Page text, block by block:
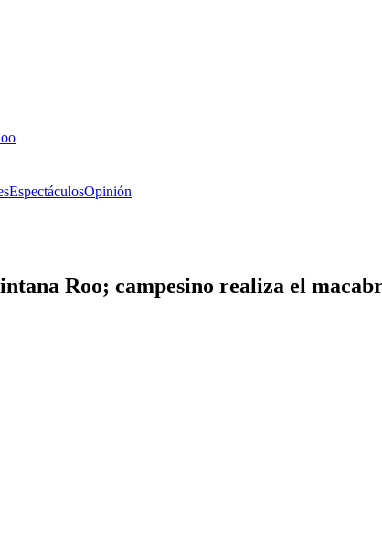
EspectáculosOpinión
Roo; campesino realiza el